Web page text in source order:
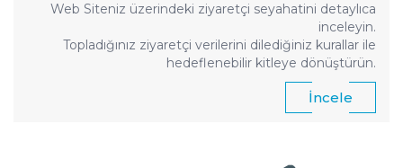
Web Siteniz üzerindeki ziyaretçi seyahatini detaylıca
inceleyin.
Topladığınız ziyaretçi verilerini dilediğiniz kurallar ile
hedeflenebilir kitleye dönüştürün.
İncele